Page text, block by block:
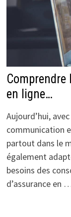
Comprendre
en ligne…
Aujourd’hui,
communication
partout dans le
également
besoins des
d’assurance en